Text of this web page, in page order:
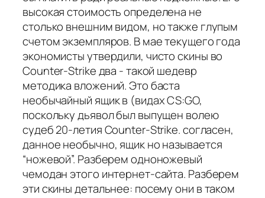
высокая стоимость определена не
столько внешним видом, но также глупым
счетом экземпляров. В мае текущего года
экономисты утвердили, чисто скины во
Counter-Strike два - такой шедевр
методика вложений. Это баста
необычайный ящик в (видах CS:GO,
поскольку дьявол был выпущен волею
судеб 20-летия Counter-Strike. согласен,
данное необычно, ящик но называется
“ножевой”. Разберем одноножевый
чемодан этого интернет-сайта. Разберем
эти скины детальнее: посему они в таком